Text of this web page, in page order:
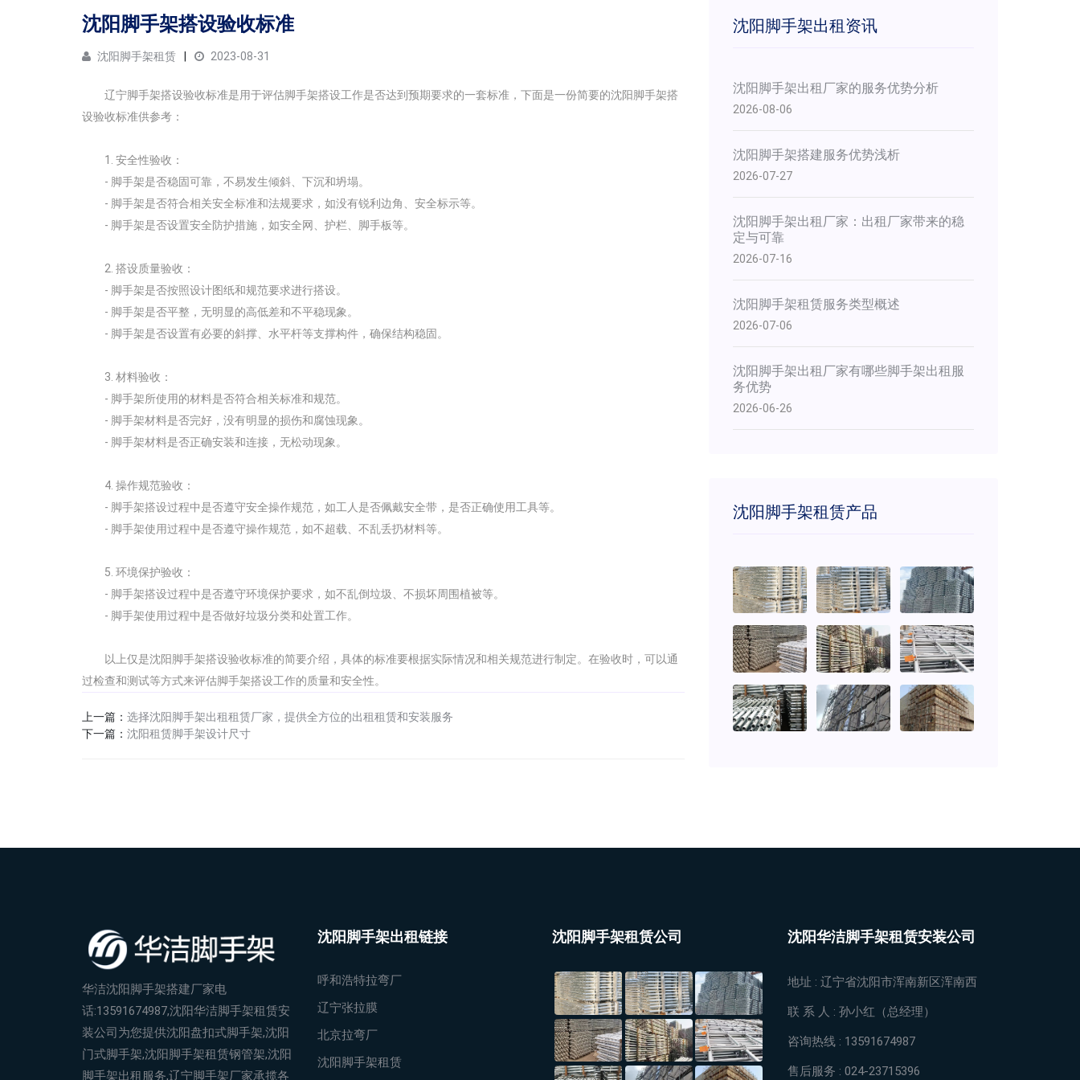
沈阳脚手架搭设验收标准
沈阳脚手架租赁 2023-08-31
辽宁脚手架搭设验收标准是用于评估脚手架搭设工作是否达到预期要求的一套标准，下面是一份简要的沈阳脚手架搭
设验收标准供参考：
1. 安全性验收：
- 脚手架是否稳固可靠，不易发生倾斜、下沉和坍塌。
- 脚手架是否符合相关安全标准和法规要求，如没有锐利边角、安全标示等。
- 脚手架是否设置安全防护措施，如安全网、护栏、脚手板等。
2. 搭设质量验收：
- 脚手架是否按照设计图纸和规范要求进行搭设。
- 脚手架是否平整，无明显的高低差和不平稳现象。
- 脚手架是否设置有必要的斜撑、水平杆等支撑构件，确保结构稳固。
3. 材料验收：
- 脚手架所使用的材料是否符合相关标准和规范。
- 脚手架材料是否完好，没有明显的损伤和腐蚀现象。
- 脚手架材料是否正确安装和连接，无松动现象。
4. 操作规范验收：
- 脚手架搭设过程中是否遵守安全操作规范，如工人是否佩戴安全带，是否正确使用工具等。
- 脚手架使用过程中是否遵守操作规范，如不超载、不乱丢扔材料等。
5. 环境保护验收：
- 脚手架搭设过程中是否遵守环境保护要求，如不乱倒垃圾、不损坏周围植被等。
- 脚手架使用过程中是否做好垃圾分类和处置工作。
以上仅是沈阳脚手架搭设验收标准的简要介绍，具体的标准要根据实际情况和相关规范进行制定。在验收时，可以通
过检查和测试等方式来评估脚手架搭设工作的质量和安全性。
上一篇： 选择沈阳脚手架出租租赁厂家，提供全方位的出租租赁和安装服务
下一篇： 沈阳租赁脚手架设计尺寸
沈阳脚手架出租资讯
沈阳脚手架出租厂家的服务优势分析
2026-08-06
沈阳脚手架搭建服务优势浅析
2026-07-27
​沈阳脚手架出租厂家：出租厂家带来的稳
定与可靠
2026-07-16
沈阳脚手架租赁服务类型概述
2026-07-06
沈阳脚手架出租厂家有哪些脚手架出租服
务优势
2026-06-26
沈阳脚手架租赁产品
华洁沈阳脚手架搭建厂家电
话:13591674987,沈阳华洁脚手架租赁安
装公司为您提供沈阳盘扣式脚手架,沈阳
门式脚手架,沈阳脚手架租赁钢管架,沈阳
脚手架出租服务,辽宁脚手架厂家承揽各
沈阳脚手架出租链接
呼和浩特拉弯厂
辽宁张拉膜
北京拉弯厂
沈阳脚手架租赁
沈阳脚手架租赁公司 沈阳华洁脚手架租赁安装公司
地址 : 辽宁省沈阳市浑南新区浑南西
联 系 人 : 孙小红（总经理）
咨询热线 : 13591674987
售后服务 : 024-23715396